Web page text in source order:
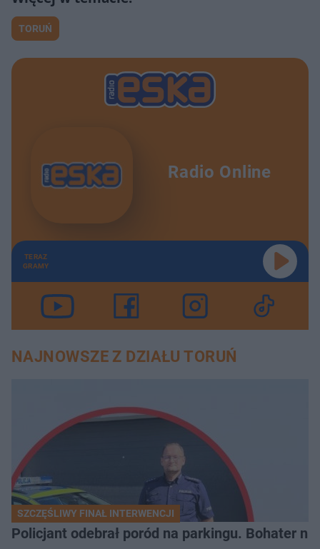
TORUŃ
Radio Online
TERAZ
GRAMY
NAJNOWSZE Z DZIAŁU TORUŃ
SZCZĘŚLIWY FINAŁ INTERWENCJI
Policjant odebrał poród na parkingu. Bohater